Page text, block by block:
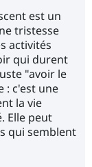
est un
tristesse
activités
qui durent
"avoir le
: c'est une
la vie
Elle peut
qui semblent